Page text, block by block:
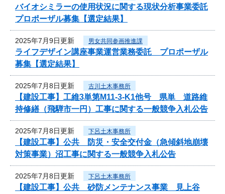
バイオシミラーの使用状況に関する現状分析事業委託
プロポーザル募集【選定結果】
2025年7月9日更新 男女共同参画推進課
ライフデザイン講座事業運営業務委託 プロポーザル
募集【選定結果】
2025年7月8日更新 古川土木事務所
【建設工事】工維3単第M11-3-K1他号 県単 道路維
持修繕（飛騨市一円）工事に関する一般競争入札公告
2025年7月8日更新 下呂土木事務所
【建設工事】公共 防災・安全交付金（急傾斜地崩壊
対策事業）沼工事に関する一般競争入札公告
2025年7月8日更新 下呂土木事務所
【建設工事】公共 砂防メンテナンス事業 見上谷